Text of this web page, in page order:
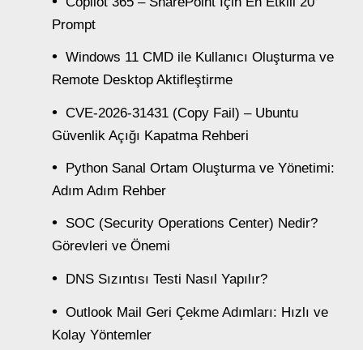
Prompt
Windows 11 CMD ile Kullanıcı Oluşturma ve
Remote Desktop Aktifleştirme
CVE-2026-31431 (Copy Fail) – Ubuntu
Güvenlik Açığı Kapatma Rehberi
Python Sanal Ortam Oluşturma ve Yönetimi:
Adım Adım Rehber
SOC (Security Operations Center) Nedir?
Görevleri ve Önemi
DNS Sızıntısı Testi Nasıl Yapılır?
Outlook Mail Geri Çekme Adımları: Hızlı ve
Kolay Yöntemler